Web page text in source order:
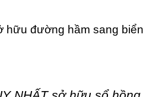
hữu đường hầm sang